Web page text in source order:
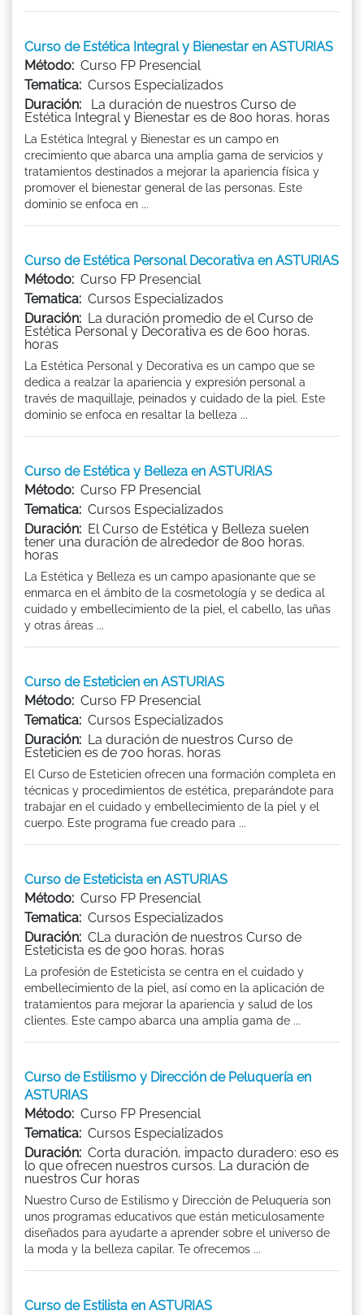
Curso de Estética Integral y Bienestar en ASTURIAS
Método: Curso FP Presencial
Tematica: Cursos Especializados
Duración:
La duración de nuestros Curso de
Estética Integral y Bienestar es de 800 horas. horas
La Estética Integral y Bienestar es un campo en
crecimiento que abarca una amplia gama de servicios y
tratamientos destinados a mejorar la apariencia física y
promover el bienestar general de las personas. Este
dominio se enfoca en ...
Curso de Estética Personal Decorativa en ASTURIAS
Método: Curso FP Presencial
Tematica: Cursos Especializados
Duración: La duración promedio de el Curso de
Estética Personal y Decorativa es de 600 horas.
horas
La Estética Personal y Decorativa es un campo que se
dedica a realzar la apariencia y expresión personal a
través de maquillaje, peinados y cuidado de la piel. Este
dominio se enfoca en resaltar la belleza ...
Curso de Estética y Belleza en ASTURIAS
Método: Curso FP Presencial
Tematica: Cursos Especializados
Duración: El Curso de Estética y Belleza suelen
tener una duración de alrededor de 800 horas.
horas
La Estética y Belleza es un campo apasionante que se
enmarca en el ámbito de la cosmetología y se dedica al
cuidado y embellecimiento de la piel, el cabello, las uñas
y otras áreas ...
Curso de Esteticien en ASTURIAS
Método: Curso FP Presencial
Tematica: Cursos Especializados
Duración: La duración de nuestros Curso de
Esteticien es de 700 horas. horas
El Curso de Esteticien ofrecen una formación completa en
técnicas y procedimientos de estética, preparándote para
trabajar en el cuidado y embellecimiento de la piel y el
cuerpo. Este programa fue creado para ...
Curso de Esteticista en ASTURIAS
Método: Curso FP Presencial
Tematica: Cursos Especializados
Duración: CLa duración de nuestros Curso de
Esteticista es de 900 horas. horas
La profesión de Esteticista se centra en el cuidado y
embellecimiento de la piel, así como en la aplicación de
tratamientos para mejorar la apariencia y salud de los
clientes. Este campo abarca una amplia gama de ...
Curso de Estilismo y Dirección de Peluquería en
ASTURIAS
Método: Curso FP Presencial
Tematica: Cursos Especializados
Duración: Corta duración, impacto duradero: eso es
lo que ofrecen nuestros cursos. La duración de
nuestros Cur horas
Nuestro Curso de Estilismo y Dirección de Peluquería son
unos programas educativos que están meticulosamente
diseñados para ayudarte a aprender sobre el universo de
la moda y la belleza capilar. Te ofrecemos ...
Curso de Estilista en ASTURIAS